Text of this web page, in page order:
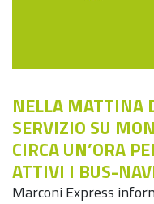
NELLA MATTINA
SERVIZIO SU
CIRCA UN’ORA
ATTIVI I BUS-
Marconi Express